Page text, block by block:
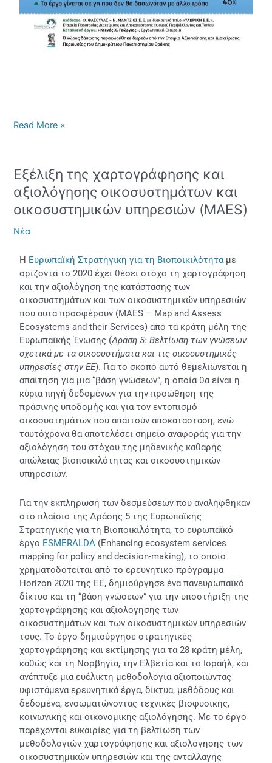
Read More »
Εξέλιξη της χαρτογράφησης και
αξιολόγησης οικοσυστημάτων και
οικοσυστημικών υπηρεσιών (MAES)
Νέα
Η Ευρωπαϊκή Στρατηγική για τη Βιοποικιλότηταμε
ορίζοντα το 2020 έχει θέσει στόχο τη χαρτογράφηση
και την αξιολόγηση της κατάστασης των
οικοσυστημάτων και των οικοσυστημικών υπηρεσιών
που αυτά προσφέρουν (MAES – Map and Assess
Ecosystems and their Services) από τα κράτη μέλη της
Ευρωπαϊκής Ένωσης (Δράση 5: Βελτίωση των γνώσεων
σχετικά με τα οικοσυστήματα και τις οικοσυστημικές
υπηρεσίες στην ΕΕ). Για το σκοπό αυτό θεμελιώνεται η
απαίτηση για μια “βάση γνώσεων”, η οποία θα είναι η
κύρια πηγή δεδομένων για την προώθηση της
πράσινης υποδομής και για τον εντοπισμό
οικοσυστημάτων που απαιτούν αποκατάσταση, ενώ
ταυτόχρονα θα αποτελέσει σημείο αναφοράς για την
αξιολόγηση του στόχου της μηδενικής καθαρής
απώλειας βιοποικιλότητας και οικοσυστημικών
υπηρεσιών.
Για την εκπλήρωση των δεσμεύσεων που αναλήφθηκαν
στο πλαίσιο της Δράσης 5 της Ευρωπαϊκής
Στρατηγικής για τη Βιοποικιλότητα, το ευρωπαϊκό
έργο ESMERALDA (Enhancing ecosystem services
mapping for policy and decision-making), το οποίο
χρηματοδοτείται από το ερευνητικό πρόγραμμα
Horizon 2020 της ΕΕ, δημιούργησε ένα πανευρωπαϊκό
δίκτυο και τη “βάση γνώσεων” για την υποστήριξη της
χαρτογράφησης και αξιολόγησης των
οικοσυστημάτων και των οικοσυστημικών υπηρεσιών
τους. Το έργο δημιούργησε στρατηγικές
χαρτογράφησης και εκτίμησης για τα 28 κράτη μέλη,
καθώς και τη Νορβηγία, την Ελβετία και το Ισραήλ, και
ανέπτυξε μια ευέλικτη μεθοδολογία αξιοποιώντας
υφιστάμενα ερευνητικά έργα, δίκτυα, μεθόδους και
δεδομένα, ενσωματώνοντας τεχνικές βιοφυσικής,
κοινωνικής και οικονομικής αξιολόγησης. Με το έργο
παρέχονται ευκαιρίες για τη βελτίωση των
μεθοδολογιών χαρτογράφησης και αξιολόγησης των
οικοσυστημικών υπηρεσιών και της ανταλλαγής
Εξέλιξη
της
χαρτογράφησης
και
αξιολόγησης
οικοσυστημικών
υπηρεσιών
(MAES)